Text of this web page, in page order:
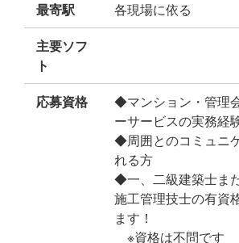
最寄駅 各現場に依る
主要ソフ
ト
応募資格
◆マンション・管理
ーサービスの実務経
◆周囲とのコミュニ
れる方
◆一、二級建築士ま
施工管理技士の有資
ます！
※資格は不問です